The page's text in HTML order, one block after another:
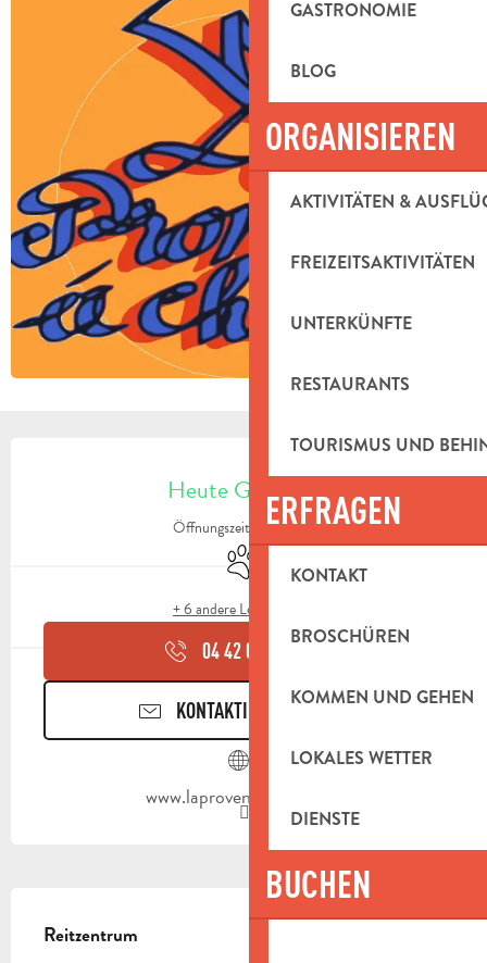
GASTRONOMIE
BLOG
ORGANISIEREN
AKTIVITÄTEN &
FREIZEITSAKTIVITÄTEN
UNTERKÜNFTE
RESTAURANTS
TOURISMUS UND
ERFRAGEN
KONTAKT
BROSCHÜREN
KOMMEN UND GEHEN
LOKALES WETTER
DIENSTE
BUCHEN
ÖFFNUNGSZEITEN &
Heute Geöffnet
Öffnungszeiten ansehen
Tiere erlaubt
+ 6 andere Leistung(en)
04 42 04 66▒▒
KONTAKTIEREN SIE UNS
www.laprovenceacheval.fr
Reitzentrum